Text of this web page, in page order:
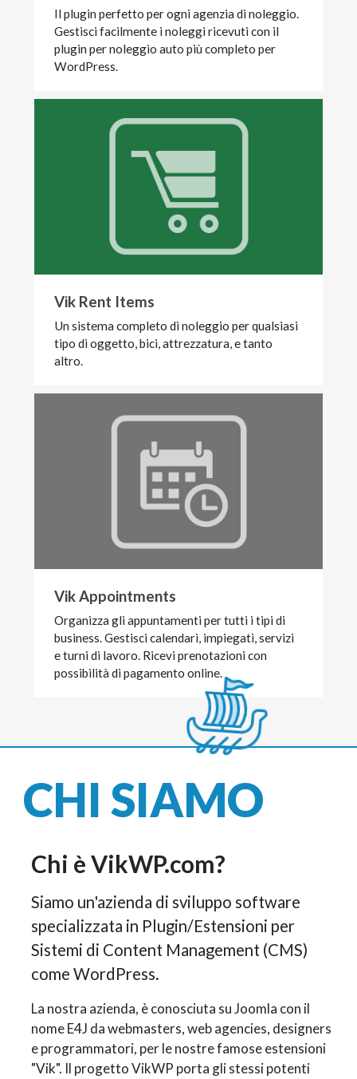
Il plugin perfetto per ogni agenzia di noleggio.
Gestisci facilmente i noleggi ricevuti con il
plugin per noleggio auto più completo per
WordPress.
Vik Rent Items
Un sistema completo di noleggio per qualsiasi
tipo di oggetto, bici, attrezzatura, e tanto
altro.
Vik Appointments
Organizza gli appuntamenti per tutti i tipi di
business. Gestisci calendari, impiegati, servizi
e turni di lavoro. Ricevi prenotazioni con
possibilità di pagamento online.
CHI SIAMO
Chi è VikWP.com?
Siamo un'azienda di sviluppo software
specializzata in Plugin/Estensioni per
Sistemi di Content Management (CMS)
come WordPress.
La nostra azienda, è conosciuta su Joomla con il
nome E4J da webmasters, web agencies, designers
e programmatori, per le nostre famose estensioni
"Vik". Il progetto VikWP porta gli stessi potenti